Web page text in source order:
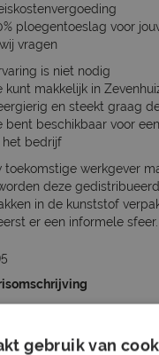
ploegentoeslag voor
vragen
is niet nodig
kunt makkelijk in
en steekt graag
bent beschikbaar voor
het bedrijf
toekomstige werkgever
deze
in de kunststof
er een informele sfeer.
gebruik van